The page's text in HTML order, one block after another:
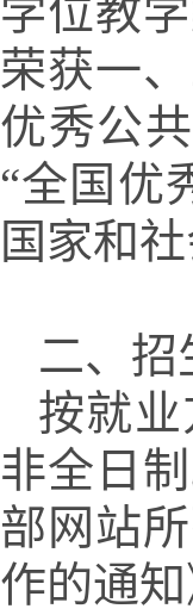
学位教
荣获一
优秀公
“全国优
国家和
二、招
按就
非全日
部网站
作的通